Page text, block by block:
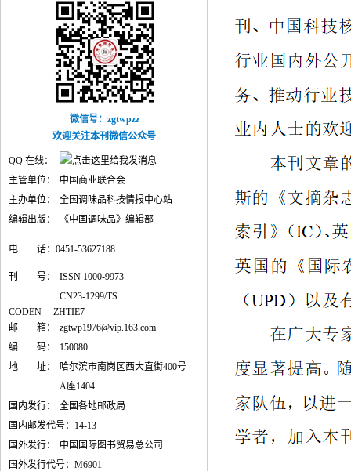
微信号：zgtwpzz
欢迎关注本刊微信公众号
QQ 在线：
主管单位：
中国商业联合会
主办单位：
全国调味品科技情报中心站
编辑出版：
《中国调味品》编辑部
电 话：0451-53627188
刊 号：
ISSN 1000-9973
CN23-1299/TS
CODEN ZHTIE7
邮 箱：
zgtwp1976@vip.163.com
编 码：
150080
地 址：
哈尔滨市南岗区西大直街400号
A座1404
国内发行：
全国各地邮政局
国内邮发代号： 14-13
国外发行：
中国国际图书贸易总公司
国外发行代号： M6901